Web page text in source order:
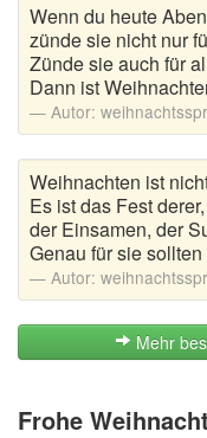
Wenn du heute
zünde sie nicht nur
Zünde sie auch für
Dann ist
Autor:
Weihnachten ist
Es ist das Fest
der Einsamen, der
Genau für sie
Autor:
Mehr
Frohe